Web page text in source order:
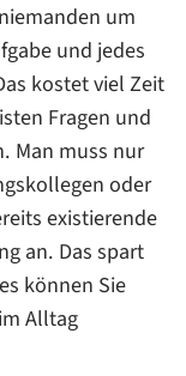
um
und jedes
kostet viel Zeit
Fragen und
Man muss nur
oder
existierende
an. Das spart
können Sie
Alltag